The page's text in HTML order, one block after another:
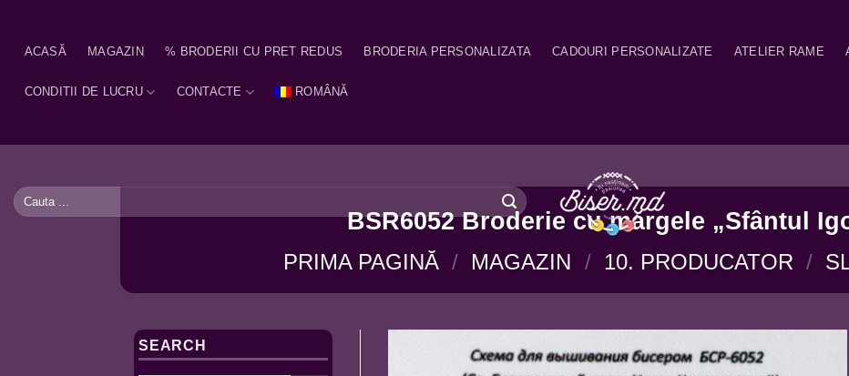
contentACASĂ MAGAZIN % BRODERII CU PRET REDUS BRODERIA PERSONALIZATA CADOURI PERSONALIZATE ATELIER RAME
CONDITII DE LUCRU CONTACTE ROMÂNĂ
Caută
după:
BSR6052 Broderie cu mărgele „Sfântul
PRIMA PAGINĂ / MAGAZIN / 10. PRODUCATOR /
SEARCH